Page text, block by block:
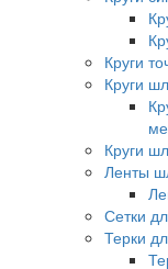
Круги
Круги
Круги
Ленты
Сетки
Терки